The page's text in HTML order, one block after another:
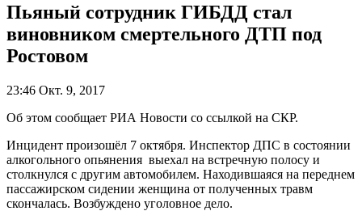
Пьяный сотрудник ГИБДД стал
виновником смертельного ДТП под
Ростовом
23:46 Окт. 9, 2017
Об этом сообщает РИА Новости со ссылкой на СКР.
Инцидент произошёл 7 октября. Инспектор ДПС в состоянии
алкогольного опьянения выехал на встречную полосу и
столкнулся с другим автомобилем. Находившаяся на переднем
пассажирском сидении женщина от полученных травм
скончалась. Возбуждено уголовное дело.